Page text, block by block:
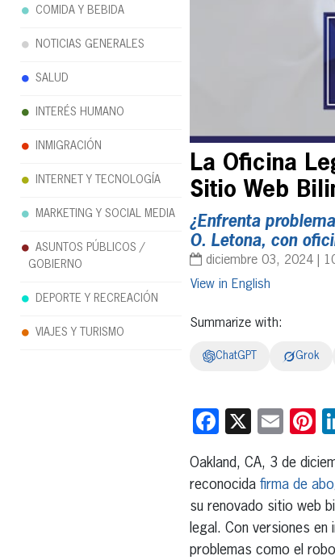
La Oficina
Sitio Web
¿Enfrenta
O. Letona, con
diciembre 03, 2024 |
English
Summarize with:
ChatGPT Grok
Facebook
X
Oakland, CA, 3 de
reconocida firma de
su renovado sitio web
legal. Con versiones
problemas como el
COMIDA Y BEBIDA
NOTICIAS GENERALES
SALUD
INTERÉS HUMANO
INMIGRACIÓN
INTERNET Y TECNOLOGÍA
MARKETING Y SOCIAL MEDIA
ASUNTOS PÚBLICOS /
GOBIERNO
DEPORTE Y RECREACIÓN
VIAJES Y TURISMO